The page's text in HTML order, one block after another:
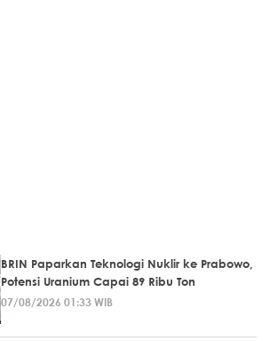
BRIN Paparkan Teknologi Nuklir ke Prabowo,
Potensi Uranium Capai 89 Ribu Ton
07/08/2026 01:33 WIB